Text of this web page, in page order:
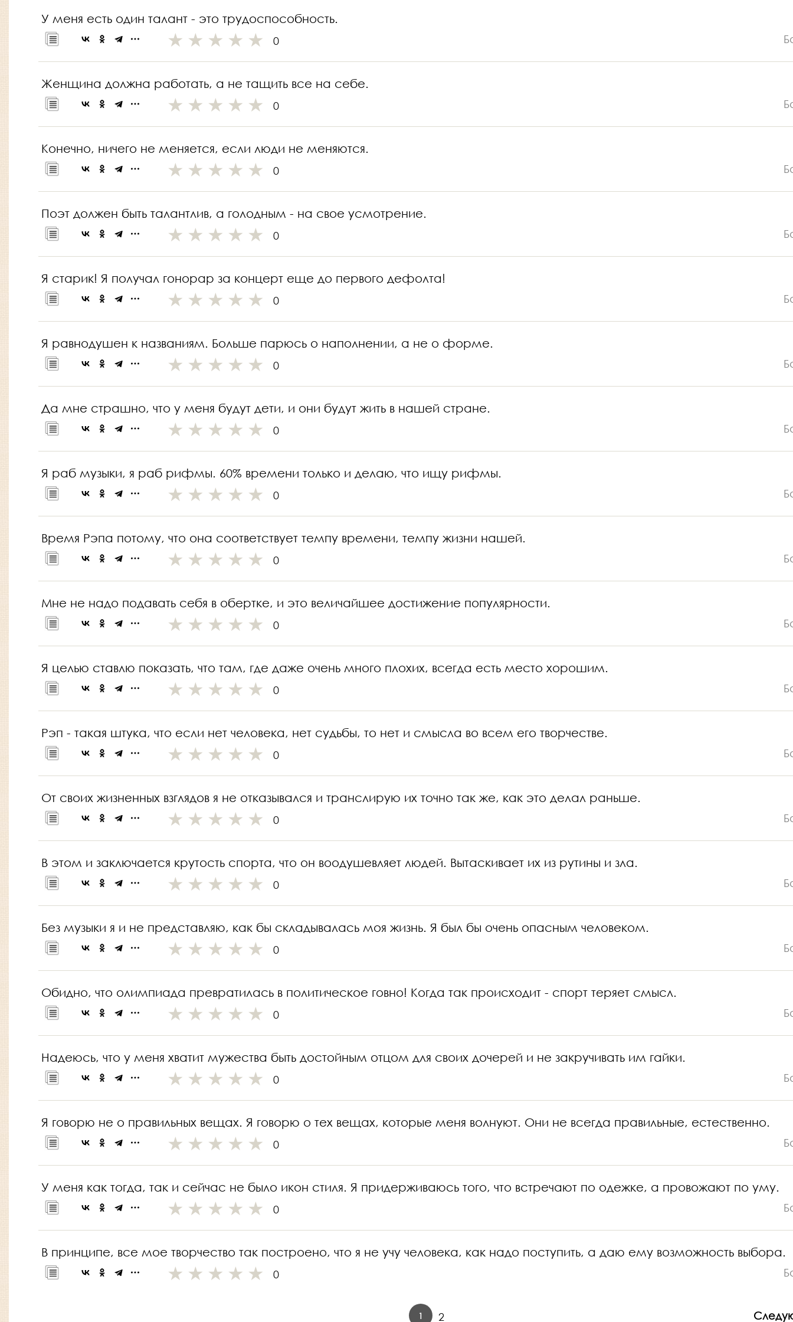
У меня есть один талант - это трудоспособность.
0
Женщина должна работать, а не тащить все на себе.
0
Конечно, ничего не меняется, если люди не меняются.
0
Поэт должен быть талантлив, а голодным - на свое усмотрение.
0
Я старик! Я получал гонорар за концерт еще до первого дефолта!
0
Я равнодушен к названиям. Больше парюсь о наполнении, а не о форме.
0
Да мне страшно, что у меня будут дети, и они будут жить в нашей стране.
0
Я раб музыки, я раб рифмы. 60% времени только и делаю, что ищу рифмы.
0
Время Рэпа потому, что она соответствует темпу времени, темпу жизни нашей.
0
Мне не надо подавать себя в обертке, и это величайшее достижение популярности.
0
Я целью ставлю показать, что там, где даже очень много плохих, всегда есть место хорошим.
0
Рэп - такая штука, что если нет человека, нет судьбы, то нет и смысла во всем его творчестве.
0
От своих жизненных взглядов я не отказывался и транслирую их точно так же, как это делал раньше.
0
В этом и заключается крутость спорта, что он воодушевляет людей. Вытаскивает их из рутины и зла.
0
Без музыки я и не представляю, как бы складывалась моя жизнь. Я был бы очень опасным человеком.
0
Обидно, что олимпиада превратилась в политическое говно! Когда так происходит - спорт теряет смысл.
0
Надеюсь, что у меня хватит мужества быть достойным отцом для своих дочерей и не закручивать им гайки.
0
Я говорю не о правильных вещах. Я говорю о тех вещах, которые меня волнуют. Они не всегда правильные, естественно.
0
У меня как тогда, так и сейчас не было икон стиля. Я придерживаюсь того, что встречают по одежке, а провожают по уму.
0
В принципе, все мое творчество так построено, что я не учу человека, как надо поступить, а даю ему возможность выбора.
0
1 2